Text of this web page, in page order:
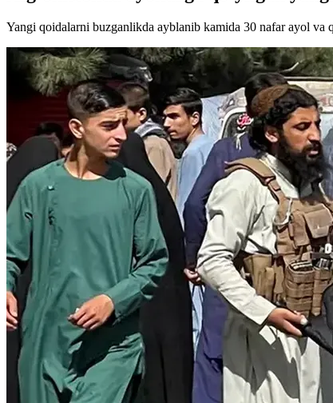
Yangi qoidalarni buzganlikda ayblanib kamida 30 nafar ayol va